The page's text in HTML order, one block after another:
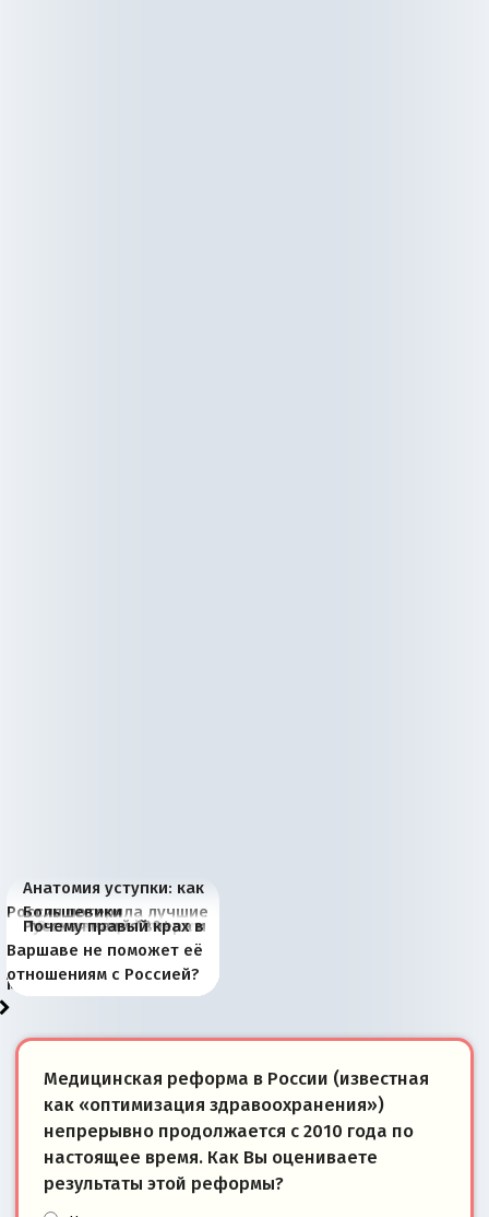
Анатомия уступки: как
Россия потеряла лучшие
рыбопромысловые
районы Баренцева
моря
Большевики
отличаются от «Яблока»
тем, что они -
победители
Киевская марионетка
Запада рассказала о
«переобувании» хозяев
В России назрели
перемены: 15 шагов к
суверенной экономике
Миграционный пожар
Европы
Россия начинает
сбрасывать балласт
Анкориджа
Россия зимой 1904
года: первые уступки во
внутренней политике
Русская нация вчера и
сегодня
Почему правый крах в
Варшаве не поможет её
отношениям с Россией?
Медицинская реформа в России (известная
как «оптимизация здравоохранения»)
непрерывно продолжается с 2010 года по
настоящее время. Как Вы оцениваете
результаты этой реформы?